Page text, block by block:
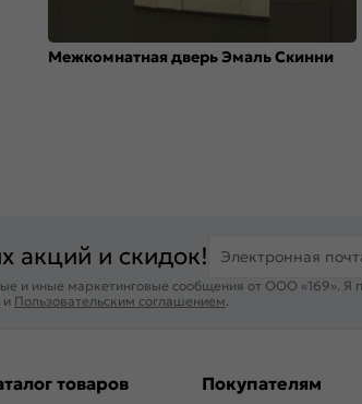
Межкомнатная дверь Эмаль Скинни
акций и скидок! Электронная
и иные маркетинговые сообщения от ООО «169». Я
и Пользовательским соглашением.
товаров Покупателям